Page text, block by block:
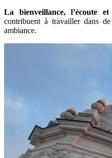
La bienveillance, l’écoute et
contribuent à travailler dans
ambiance.